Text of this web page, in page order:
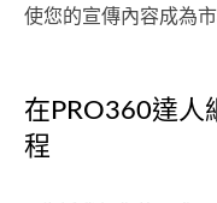
使您的宣傳內容成為
在PRO360達人
程